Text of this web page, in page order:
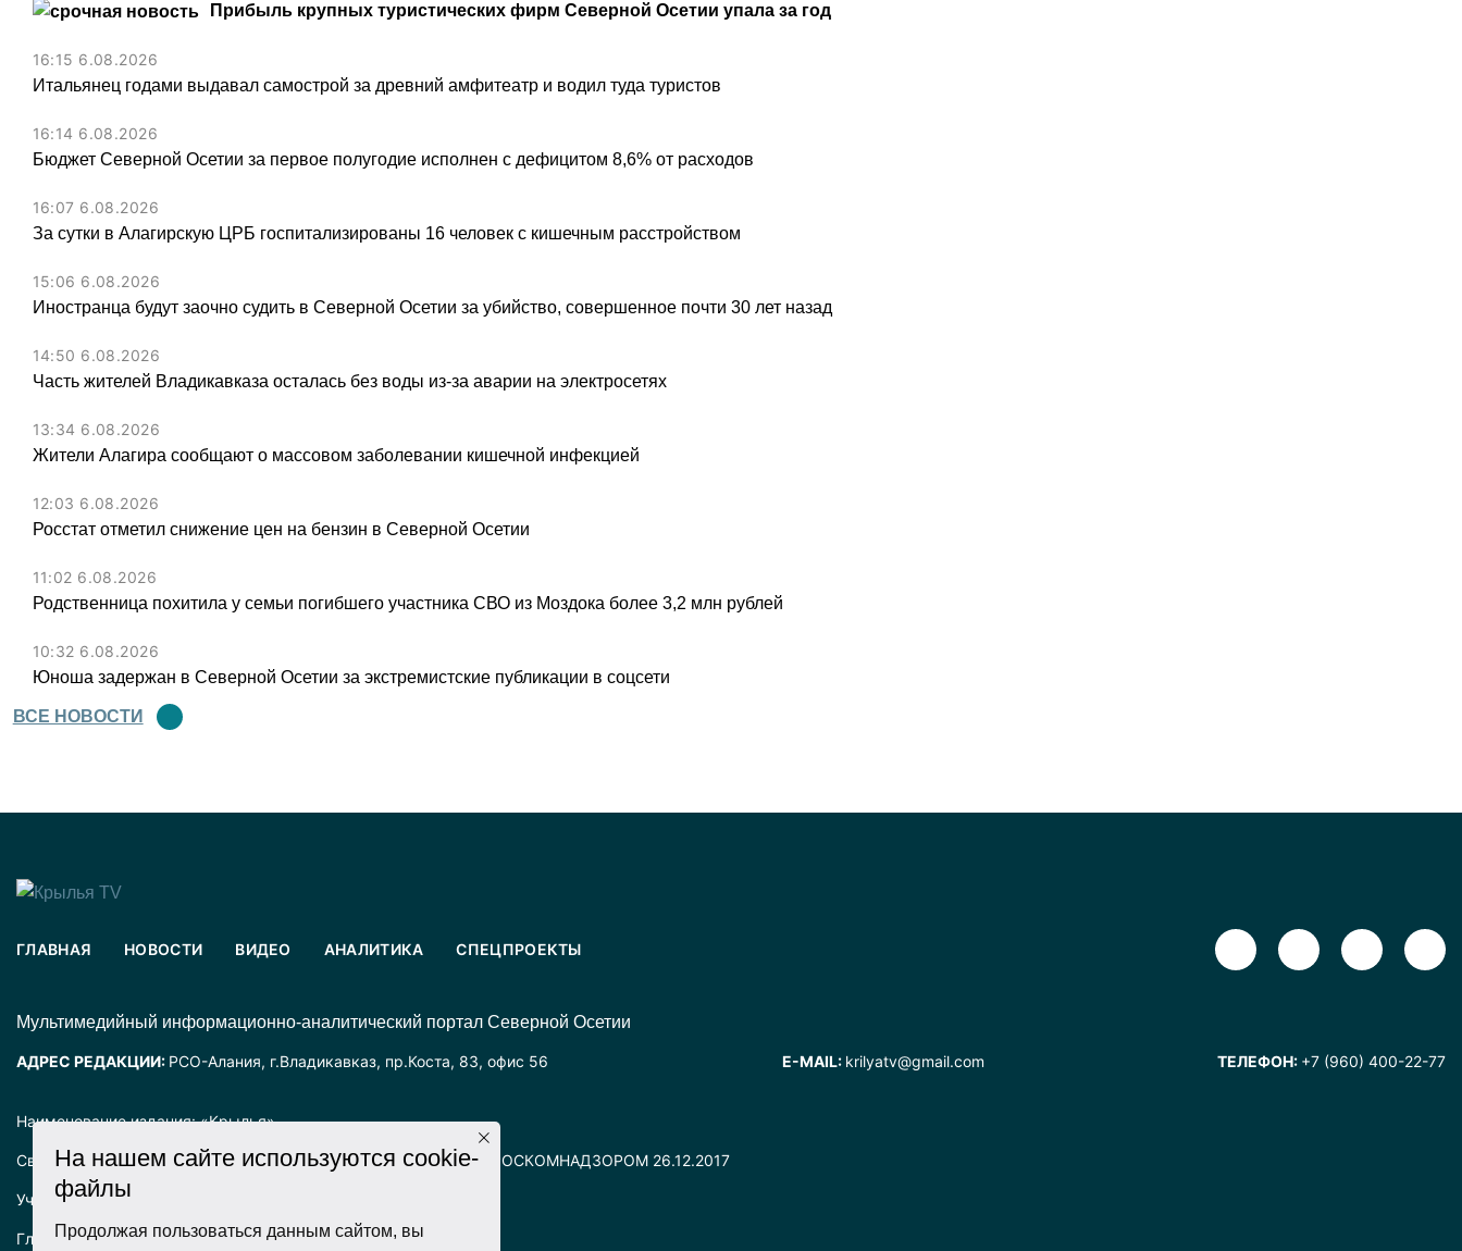
Прибыль крупных туристических фирм Северной Осетии упала за год
16:15 6.08.2026
Итальянец годами выдавал самострой за древний амфитеатр и водил туда туристов
16:14 6.08.2026
Бюджет Северной Осетии за первое полугодие исполнен с дефицитом 8,6% от расходов
16:07 6.08.2026
За сутки в Алагирскую ЦРБ госпитализированы 16 человек с кишечным расстройством
15:06 6.08.2026
Иностранца будут заочно судить в Северной Осетии за убийство, совершенное почти 30 лет назад
14:50 6.08.2026
Часть жителей Владикавказа осталась без воды из-за аварии на электросетях
13:34 6.08.2026
Жители Алагира сообщают о массовом заболевании кишечной инфекцией
12:03 6.08.2026
Росстат отметил снижение цен на бензин в Северной Осетии
11:02 6.08.2026
Родственница похитила у семьи погибшего участника СВО из Моздока более 3,2 млн рублей
10:32 6.08.2026
Юноша задержан в Северной Осетии за экстремистские публикации в соцсети
ВСЕ НОВОСТИ
Наименование издания: «Крылья».
Свидетельство о регистрации СМИ ЭЛ № ФС77-72025 выдано РОСКОМНАДЗОРОМ 26.12.2017
Учредитель: ООО «Крылья».
Главный редактор: Хадарцева Л.Ч.
ГЛАВНАЯ НОВОСТИ ВИДЕО АНАЛИТИКА СПЕЦПРОЕКТЫ
Mультимедийный информационно-аналитический портал Северной Осетии
АДРЕС РЕДАКЦИИ: РСО-Алания, г.Владикавказ, пр.Коста, 83, офис 56 E-MAIL: krilyatv@gmail.com ТЕЛЕФОН: +7 (960) 400-22-77
На нашем сайте используются cookie-
файлы
Продолжая пользоваться данным сайтом, вы